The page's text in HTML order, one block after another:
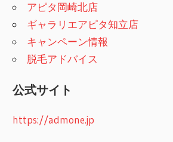
アピタ岡崎北店
ギャラリエアピタ知立店
キャンペーン情報
脱毛アドバイス
公式サイト
https://admone.jp